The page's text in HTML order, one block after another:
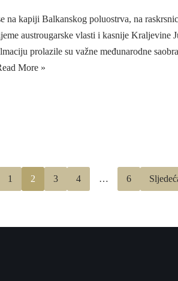
na kapiji Balkanskog poluostrva, na
austrougarske vlasti i kasnije Kraljevine
prolazile su važne međunarodne
More »
1 2 3 4 … 6